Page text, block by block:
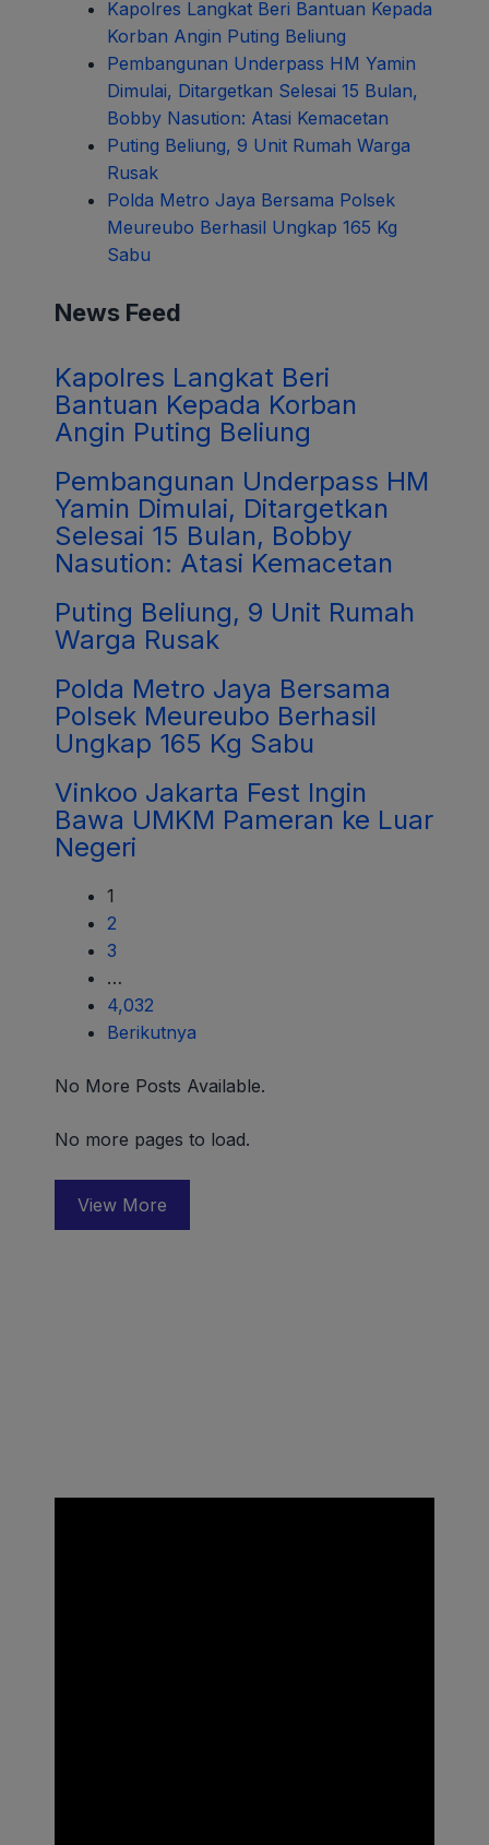
Kapolres Langkat Beri Bantuan Kepada
Korban Angin Puting Beliung
Pembangunan Underpass HM Yamin
Dimulai, Ditargetkan Selesai 15 Bulan,
Bobby Nasution: Atasi Kemacetan
Puting Beliung, 9 Unit Rumah Warga
Rusak
Polda Metro Jaya Bersama Polsek
Meureubo Berhasil Ungkap 165 Kg
Sabu
News Feed
Kapolres Langkat Beri
Bantuan Kepada Korban
Angin Puting Beliung
Pembangunan Underpass HM
Yamin Dimulai, Ditargetkan
Selesai 15 Bulan, Bobby
Nasution: Atasi Kemacetan
Puting Beliung, 9 Unit Rumah
Warga Rusak
Polda Metro Jaya Bersama
Polsek Meureubo Berhasil
Ungkap 165 Kg Sabu
Vinkoo Jakarta Fest Ingin
Bawa UMKM Pameran ke Luar
Negeri
1
2
3
…
4,032
Berikutnya
No More Posts Available.
No more pages to load.
View More